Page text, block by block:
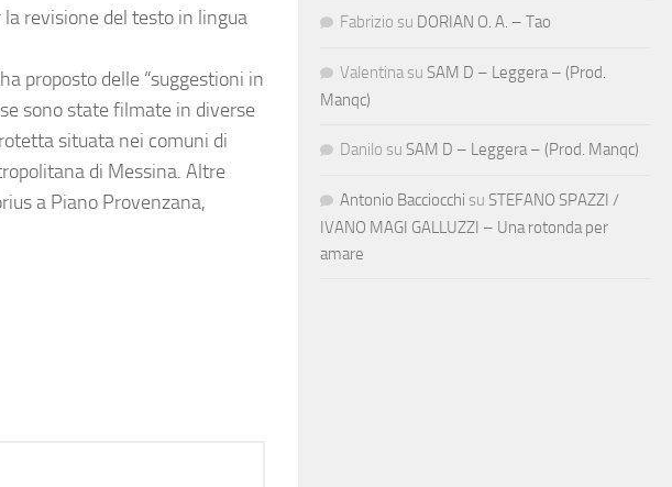
la revisione del testo in lingua
proposto delle “suggestioni in
sono state filmate in diverse
situata nei comuni di
di Messina. Altre
a Piano Provenzana,
Fabrizio su DORIAN O. A. – Tao
Valentina su SAM D – Leggera – (Prod.
Manqc)
Danilo su SAM D – Leggera – (Prod. Manqc)
Antonio Bacciocchi su STEFANO SPAZZI /
IVANO MAGI GALLUZZI – Una rotonda per
amare